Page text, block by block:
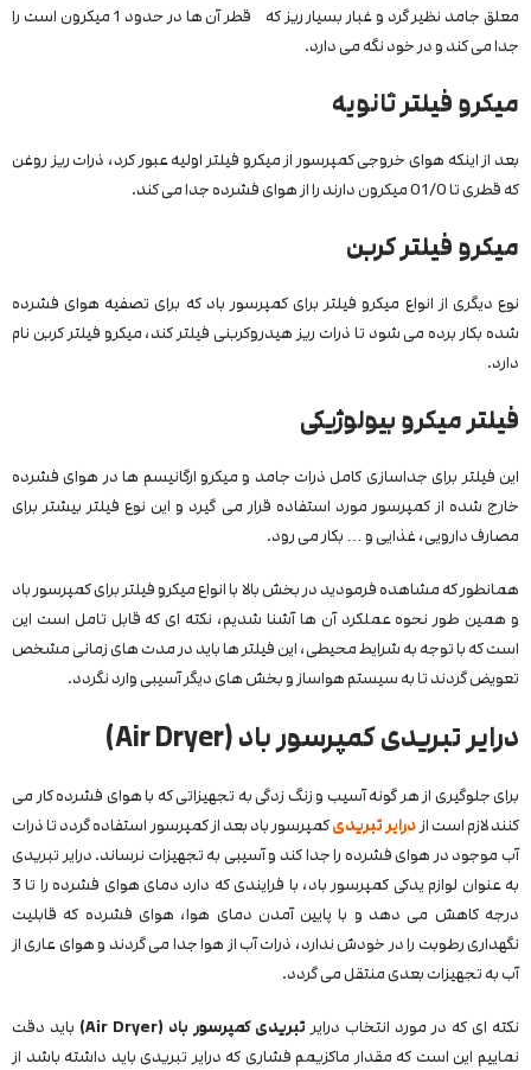
معلق جامد نظیر گرد و غبار بسیار ریز که قطر آن ها در حدود 1 میکرون است را
جدا می کند و در خود نگه می دارد.
میکرو فیلتر ثانویه
بعد از اینکه هوای خروجی کمپرسور از میکرو فیلتر اولیه عبور کرد، ذرات ریز روغن
که قطری تا 01/0 میکرون دارند را از هوای فشرده جدا می کند.
میکرو فیلتر کربن
نوع دیگری از انواع میکرو فیلتر برای کمپرسور باد که برای تصفیه هوای فشرده
شده بکار برده می شود تا ذرات ریز هیدروکربنی فیلتر کند، میکرو فیلتر کربن نام
دارد.
فیلتر میکرو بیولوژیکی
این فیلتر برای جداسازی کامل ذرات جامد و میکرو ارگانیسم ها در هوای فشرده
خارج شده از کمپرسور مورد استفاده قرار می گیرد و این نوع فیلتر بیشتر برای
مصارف دارویی، غذایی و … بکار می رود.
همانطور که مشاهده فرمودید در بخش بالا با انواع میکرو فیلتر برای کمپرسور باد
و همین طور نحوه عملکرد آن ها آشنا شدیم، نکته ای که قابل تامل است این
است که با توجه به شرایط محیطی، این فیلتر ها باید در مدت های زمانی مشخص
تعویض گردند تا به سیستم هواساز و بخش های دیگر آسیبی وارد نگردد.
درایر تبریدی کمپرسور باد (Air Dryer
)
برای جلوگیری از هر گونه آسیب و زنگ زدگی به تجهیزاتی که با هوای فشرده کار می
کنند لازم است از درایر تبریدیکمپرسور باد بعد از کمپرسور استفاده گردد تا ذرات
آب موجود در هوای فشرده را جدا کند و آسیبی به تجهیزات نرساند. درایر تبریدی
به عنوان لوازم یدکی کمپرسور باد، با فرایندی که دارد دمای هوای فشرده را تا 3
درجه کاهش می دهد و با پایین آمدن دمای هوا، هوای فشرده که قابلیت
نگهداری رطوبت را در خودش ندارد، ذرات آب از هوا جدا می گردند و هوای عاری از
آب به تجهیزات بعدی منتقل می گردد.
نکته ای که در مورد انتخاب درایر تبریدی کمپرسور باد (Air Dryer)
باید دقت
نماییم این است که مقدار ماکزیمم فشاری که درایر تبریدی باید داشته باشد از